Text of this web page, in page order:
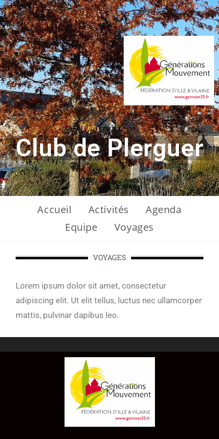
Club de Plerguer
Accueil Activités
Agenda
Equipe
Voyages
VOYAGES
Lorem ipsum dolor sit amet, consectetur
adipiscing elit. Ut elit tellus, luctus nec ullamcorper
mattis, pulvinar dapibus leo.